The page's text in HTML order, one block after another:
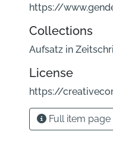
https://
Collections
Aufsatz in
License
https://
Full item page